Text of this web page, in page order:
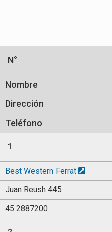
N°
Nombre
Dirección
Teléfono
1
Best Western Ferrat
Juan Reush 445
45 2887200